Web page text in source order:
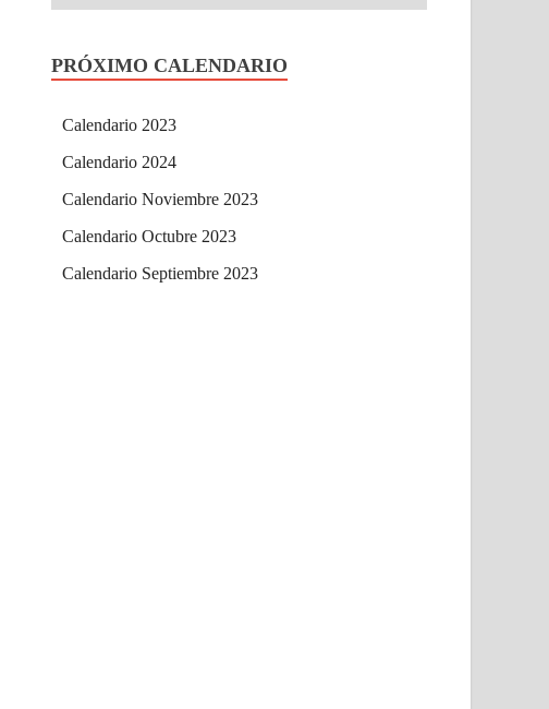
PRÓXIMO CALENDARIO
Calendario 2023
Calendario 2024
Calendario Noviembre 2023
Calendario Octubre 2023
Calendario Septiembre 2023